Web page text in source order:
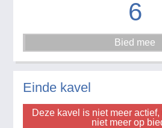
6
Einde kavel
Deze kavel is niet meer
niet meer op